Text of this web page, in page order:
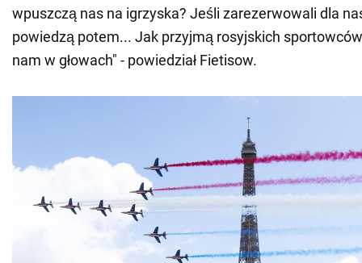
wpuszczą nas na igrzyska? Jeśli zarezerwowali dla
powiedzą potem... Jak przyjmą rosyjskich
nam w głowach" - powiedział Fietisow.